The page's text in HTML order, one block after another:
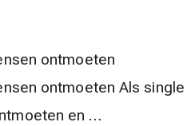
ontmoeten
ontmoeten Als single
en …